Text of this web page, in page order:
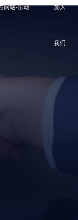
网站-乐动 加入
我们